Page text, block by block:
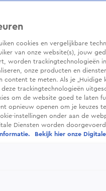
cookies en vergelijkbare
van onze website(s), jouw
worden trackingtechnologieën
onze producten en
content te meten. Als je „Huidige
trackingtechnologieën
om de website goed te laten
opnieuw openen om je keuzes
instellingen onder aan de
Diensten worden
Bekijk hier onze